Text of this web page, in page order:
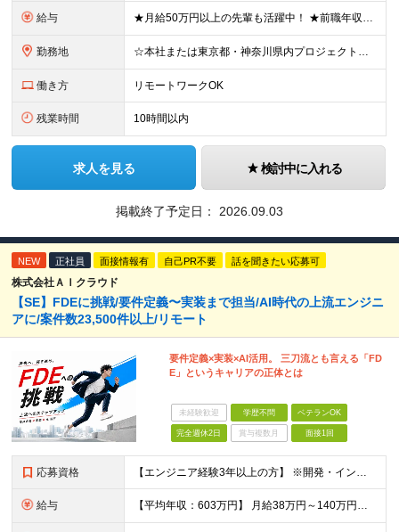
給与 ★月給50万円以上の先輩も活躍中！ ★前職年収から80万円以上UP保証 月給35万円～ ※月給には固定残業代を含む(月20時間分/2万6000円～/超過分別途支給） ※残業がなくても上記支給(基本残
勤務地 ☆本社または東京都・神奈川県内プロジェクト先での勤務となります ☆リモートワークOKの案件も多数あります(応相談) ☆転居を伴う転勤はありません ☆九州地方、北陸地方、北海道からの転職者も多数在籍！/
働き方 リモートワークOK
残業時間 10時間以内
求人を見る 検討中に入れる
掲載終了予定日： 2026.09.03
NEW 正社員 面接情報有 自己PR不要 話を聞きたい応募可
株式会社ＡＩクラウド
【SE】FDEに挑戦/要件定義〜実装まで担当/AI時代の上流エンジニ
アに/案件数23,500件以上/リモート
要件定義×実装×AI活用。 三刀流とも言える「FD
E」というキャリアの正体とは
未経験歓迎 学歴不問 ベテランOK
完全週休2日 賞与複数月 面接1回
応募資格 【エンジニア経験3年以上の方】 ※開発・インフラ・工程・言語一切不問 ※文理・学歴不問 【歓迎条件】 ◆Python実務経験がある方 ◆LLM・生成AIを使った開発経験がある方 ◆要件定義・顧客折衝
給与 【平均年収：603万円】 月給38万円～140万円＋諸手当（経験者） 【平均年収603万円】 ※案件の契約内容や昇給額などはすべて開示します。 ※経験や能力を考慮し決定します。 ※月給には固定残業